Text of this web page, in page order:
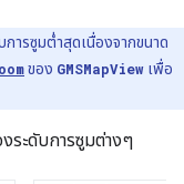
ารซูมต่ำสุดเนื่องจากขนาด
ของ GMSMapView เพื่อ
ระดับการซูมต่างๆ